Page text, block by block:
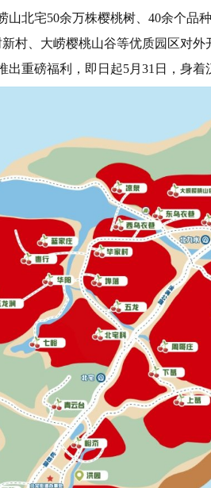
山北宅50余万株樱桃树、40余个品
村、大崂樱桃山谷等优质园区对
出重磅福利，即日起5月31日，身着